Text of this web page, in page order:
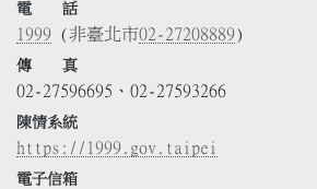
電 話
1999 (非臺北市02-27208889)
傳 真
02-27596695、02-27593266
陳情系統
https://1999.gov.taipei
電子信箱